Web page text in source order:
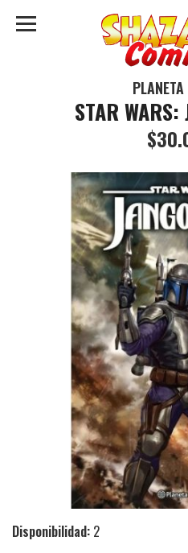
STAR WARS:
Disponibilidad: 2